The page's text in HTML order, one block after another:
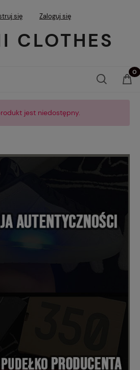
się Zaloguj się
CLOTHES
jest niedostępny.